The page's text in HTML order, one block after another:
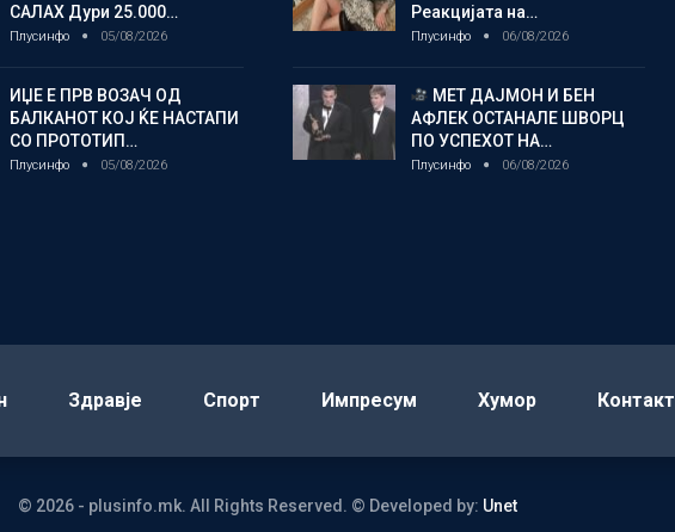
САЛАХ Дури 25.000…
Плусинфо 05/08/2026
ИЏЕ Е ПРВ ВОЗАЧ ОД
БАЛКАНОТ КОЈ ЌЕ НАСТАПИ
СО ПРОТОТИП…
Плусинфо 05/08/2026
Реакцијата на…
Плусинфо 06/08/2026
МЕТ ДАЈМОН И БЕН
АФЛЕК ОСТАНАЛЕ ШВОРЦ
ПО УСПЕХОТ НА…
Плусинфо 06/08/2026
Здравје Спорт Импресум Хумор Контакт
© 2026 - plusinfo.mk. All Rights Reserved. © Developed by: Unet